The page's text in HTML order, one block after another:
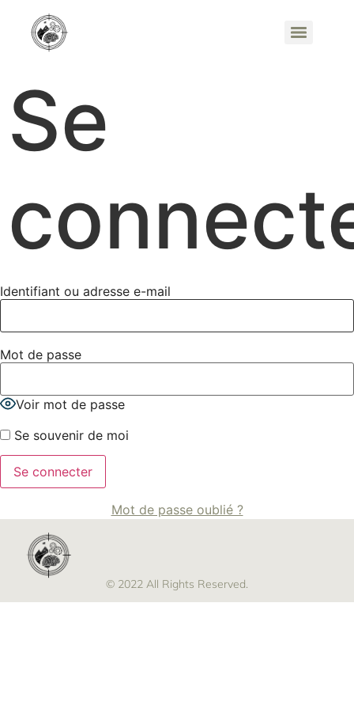
Se
Identifiant ou adresse e-mail
Mot de passe
Voir mot de passe
Se souvenir de moi
Mot de passe oublié ?
© 2022 All Rights Reserved.